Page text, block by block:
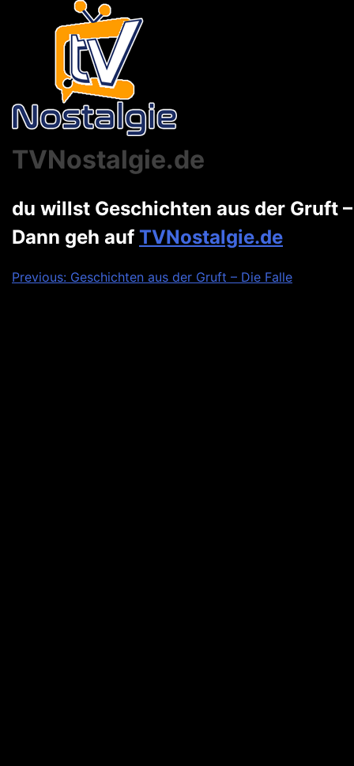
TVNostalgie.de
du willst Geschichten aus der Gruft
Dann geh auf TVNostalgie.de
Beitragsnavigation
Previous: Geschichten aus der Gruft – Die Falle